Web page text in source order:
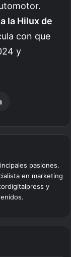
la Hilux de
con que
y
pasiones.
en marketing
y